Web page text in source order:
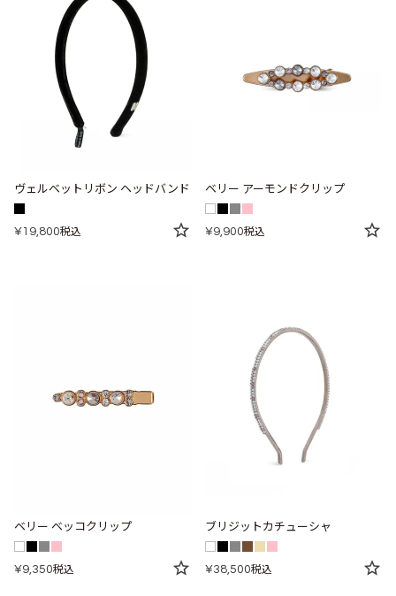
ヴェルベットリボン ヘッドバンド
¥19,800税込
ベリー アーモンドクリップ
¥9,900税込
ベリー ベッコクリップ
¥9,350税込
ブリジットカチューシャ
¥38,500税込